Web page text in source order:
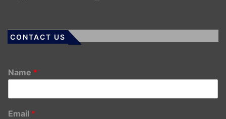
CONTACT US
Name *
Email *